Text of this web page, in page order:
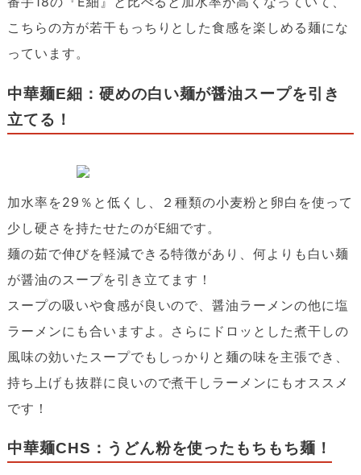
こちらの方が若干もっちりとした食感を楽しめる麺にな
っています。
中華麺E細：硬めの白い麺が醤油スープを引き
立てる！
加水率を29％と低くし、２種類の小麦粉と卵白を使って
少し硬さを持たせたのがE細です。
麺の茹で伸びを軽減できる特徴があり、何よりも白い麺
が醤油のスープを引き立てます！
スープの吸いや食感が良いので、醤油ラーメンの他に塩
ラーメンにも合いますよ。さらにドロッとした煮干しの
風味の効いたスープでもしっかりと麺の味を主張でき、
持ち上げも抜群に良いので煮干しラーメンにもオススメ
です！
中華麺CHS：うどん粉を使ったもちもち麺！